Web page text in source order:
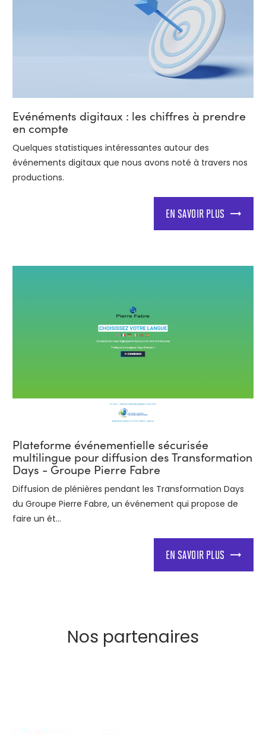
Evénéments digitaux : les chiffres à prendre
en compte
Quelques statistiques intéressantes autour des
événements digitaux que nous avons noté à travers nos
productions.
EN SAVOIR PLUS
Plateforme événementielle sécurisée
multilingue pour diffusion des Transformation
Days - Groupe Pierre Fabre
Diffusion de plénières pendant les Transformation Days
du Groupe Pierre Fabre, un événement qui propose de
faire un ét...
EN SAVOIR PLUS
Nos partenaires